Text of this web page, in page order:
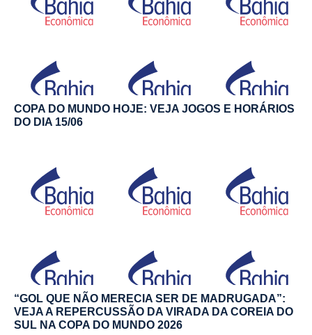
COPA DO MUNDO HOJE: VEJA JOGOS E HORÁRIOS
DO DIA 15/06
“GOL QUE NÃO MERECIA SER DE MADRUGADA”:
VEJA A REPERCUSSÃO DA VIRADA DA COREIA DO
SUL NA COPA DO MUNDO 2026